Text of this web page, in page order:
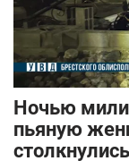
Ночью
пьяную
столкнулись